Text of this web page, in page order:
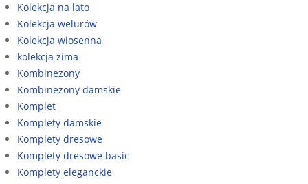
Kolekcja na lato
Kolekcja welurów
Kolekcja wiosenna
kolekcja zima
Kombinezony
Kombinezony damskie
Komplet
Komplety damskie
Komplety dresowe
Komplety dresowe basic
Komplety eleganckie